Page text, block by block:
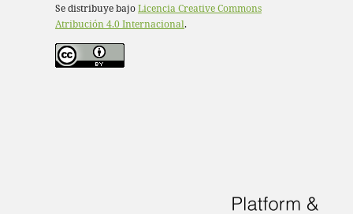
Se distribuye bajoLicencia Creative Commons
Atribución 4.0 Internacional.